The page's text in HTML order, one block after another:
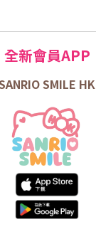
全新會員APP
SMILE HK